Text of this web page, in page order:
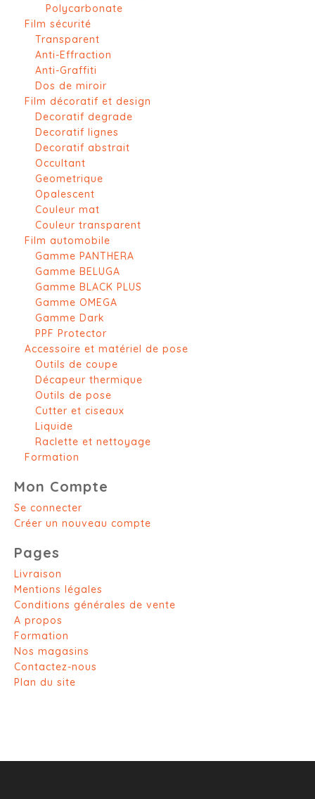
Polycarbonate
Film sécurité
Transparent
Anti-Effraction
Anti-Graffiti
Dos de miroir
Film décoratif et design
Decoratif degrade
Decoratif lignes
Decoratif abstrait
Occultant
Geometrique
Opalescent
Couleur mat
Couleur transparent
Film automobile
Gamme PANTHERA
Gamme BELUGA
Gamme BLACK PLUS
Gamme OMEGA
Gamme Dark
PPF Protector
Accessoire et matériel de pose
Outils de coupe
Décapeur thermique
Outils de pose
Cutter et ciseaux
Liquide
Raclette et nettoyage
Formation
Mon Compte
Se connecter
Créer un nouveau compte
Pages
Livraison
Mentions légales
Conditions générales de vente
A propos
Formation
Nos magasins
Contactez-nous
Plan du site